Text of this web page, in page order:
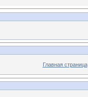
Главная страница